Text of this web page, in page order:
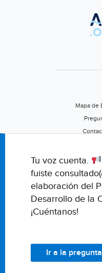
Mapa de
Tu voz cuenta.
fuiste
elaboración del
Desarrollo de la
¡Cuéntanos!
Ir a la pregunta